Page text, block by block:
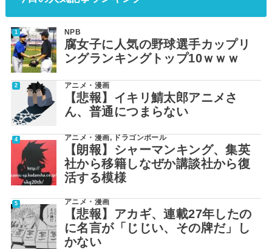
NPB
腐女子に人気の野球選手カップリ
ングランキングトップ10ｗｗｗ
アニメ・漫画
【悲報】イキリ鯖太郎アニメさ
ん、普通につまらない
アニメ・漫画, ドラゴンボール
【朗報】シャーマンキング、集英
社から移籍しなぜか講談社から復
活する模様
アニメ・漫画
【悲報】アカギ、連載27年したの
に名言が「じじい、その牌だ」し
かない